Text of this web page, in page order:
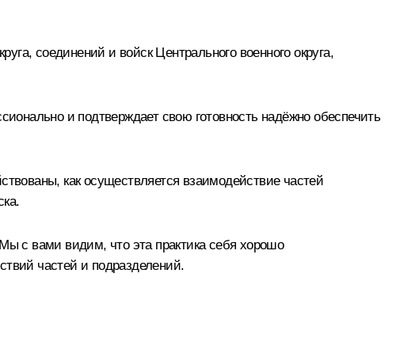
соединений и войск Центрального военного округа,
и подтверждает свою готовность надёжно обеспечить
как осуществляется взаимодействие частей
с вами видим, что эта практика себя хорошо
частей и подразделений.